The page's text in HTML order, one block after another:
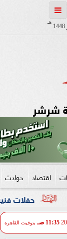
هـ
شرشر
اقتصاد حوادث
فنية وأنشطة
11:35 صـ بتوقيت القاهرة